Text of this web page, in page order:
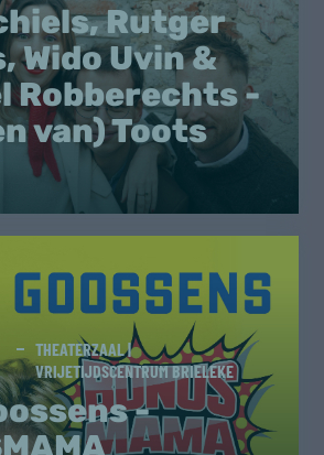
Rutger
Wido Uvin &
Robberechts -
van) Toots
THEATERZAAL |
VRIJETIJDSCENTRUM BRIELEKE
-